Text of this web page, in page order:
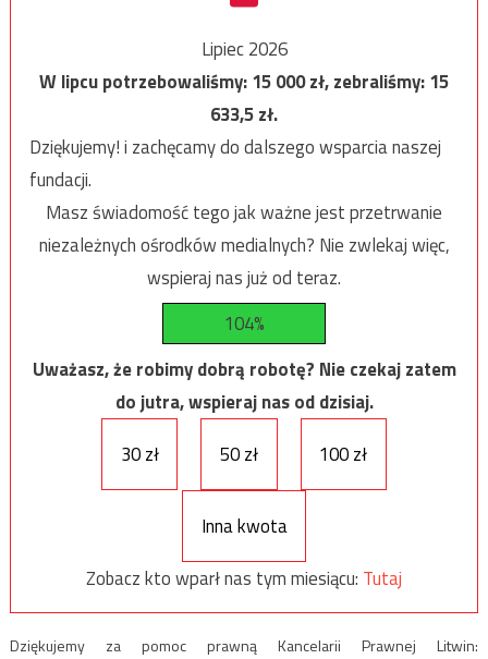
Lipiec 2026
W lipcu potrzebowaliśmy:15 000zł, zebraliśmy:15
633,5zł.
Dziękujemy! i zachęcamy do dalszego wsparcia naszej
fundacji.
Masz świadomość tego jak ważne jest przetrwanie
niezależnych ośrodków medialnych? Nie zwlekaj więc,
wspieraj nas już od teraz.
104%
Uważasz, że robimy dobrą robotę? Nie czekaj zatem
do jutra, wspieraj nas od dzisiaj.
30 zł
50 zł 100 zł
Inna kwota
Zobacz kto wparł nas tym miesiącu: Tutaj
Dziękujemy za pomoc prawną Kancelarii Prawnej Litwin: